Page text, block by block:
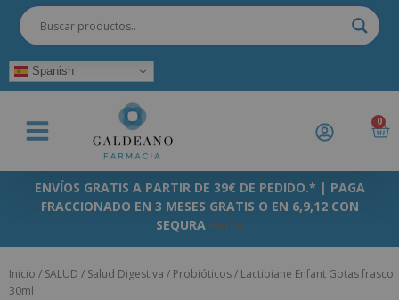
Spanish
0
ENVÍOS GRATIS A PARTIR DE 39€ DE PEDIDO.* | PAGA
FRACCIONADO EN 3 MESES GRATIS O EN 6,9,12 CON
SEQURA +info
Inicio / SALUD / Salud Digestiva / Probióticos/ Lactibiane Enfant Gotas frasco
30ml